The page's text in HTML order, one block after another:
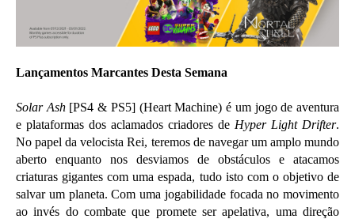
Lançamentos Marcantes Desta Semana
Solar Ash [PS4 & PS5] (Heart Machine) é um jogo de aventura
e plataformas dos aclamados criadores de Hyper Light Drifter.
No papel da velocista Rei, teremos de navegar um amplo mundo
aberto enquanto nos desviamos de obstáculos e atacamos
criaturas gigantes com uma espada, tudo isto com o objetivo de
salvar um planeta. Com uma jogabilidade focada no movimento
ao invés do combate que promete ser apelativa, uma direção